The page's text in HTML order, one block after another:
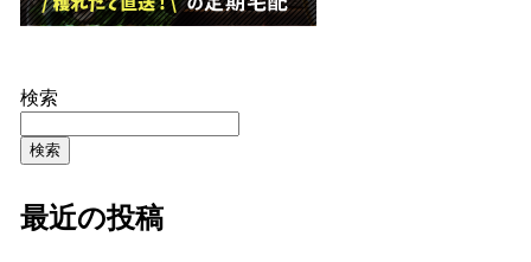
検索
検索
最近の投稿